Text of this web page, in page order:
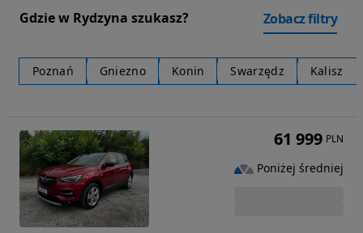
Gdzie w Rydzyna szukasz? Zobacz filtry
Poznań Gniezno Konin Swarzędz Kalisz
61 999 PLN
Poniżej średniej